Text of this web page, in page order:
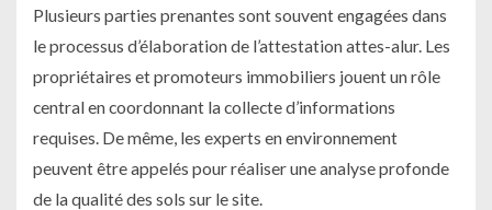
Plusieurs parties prenantes sont souvent engagées dans
le processus d’élaboration de l’attestation attes-alur. Les
propriétaires et promoteurs immobiliers jouent un rôle
central en coordonnant la collecte d’informations
requises. De même, les experts en environnement
peuvent être appelés pour réaliser une analyse profonde
de la qualité des sols sur le site.